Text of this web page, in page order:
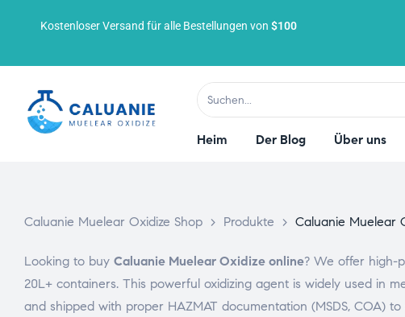
Kostenloser Versand für alle Bestellungen von $100
Heim Der Blog Über uns
Caluanie Muelear Oxidize Shop > Produkte > Caluanie Muelear
Looking to buy Caluanie Muelear Oxidize online? We offer high-
20L+ containers. This powerful oxidizing agent is widely used in
and shipped with proper HAZMAT documentation (MSDS, COA)